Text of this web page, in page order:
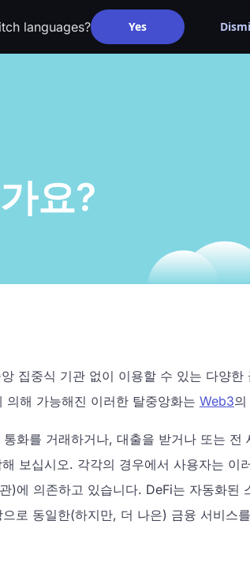
languages? Yes
요?
집중식 기관 없이 이용할 수 있는 다양한
해 가능해진 이러한 탈중앙화는 Web3
화를 거래하거나, 대출을 받거나 또는 전
보십시오. 각각의 경우에서 사용자는 이
)에 의존하고 있습니다. DeFi는 자동화된
로 동일한(하지만, 더 나은) 금융 서비스